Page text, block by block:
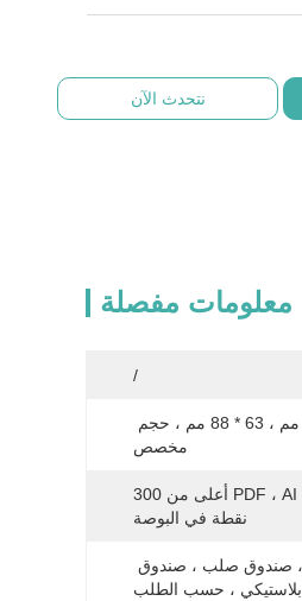
نتحدث الآن
معلومات مفصلة
/
مخصص
نقطة في البوصة
بلاستيكي ، حسب الطلب